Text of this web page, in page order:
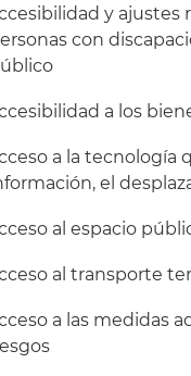
y
con
a los
a la tecnología
el
al espacio
al transporte
a las medidas